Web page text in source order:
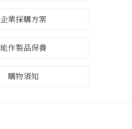
企業採購方案
能作製品保養
購物須知